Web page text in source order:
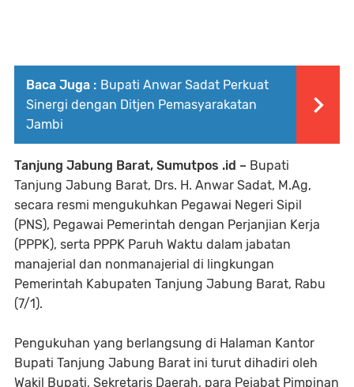
Baca Juga : Bupati Anwar Sadat Perkuat
Sinergi dengan Ditjen Pemasyarakatan
Jambi
Tanjung Jabung Barat, Sumutpos .id – Bupati
Tanjung Jabung Barat, Drs. H. Anwar Sadat, M.Ag,
secara resmi mengukuhkan Pegawai Negeri Sipil
(PNS), Pegawai Pemerintah dengan Perjanjian Kerja
(PPPK), serta PPPK Paruh Waktu dalam jabatan
manajerial dan nonmanajerial di lingkungan
Pemerintah Kabupaten Tanjung Jabung Barat, Rabu
(7/1).
Pengukuhan yang berlangsung di Halaman Kantor
Bupati Tanjung Jabung Barat ini turut dihadiri oleh
Wakil Bupati, Sekretaris Daerah, para Pejabat Pimpinan